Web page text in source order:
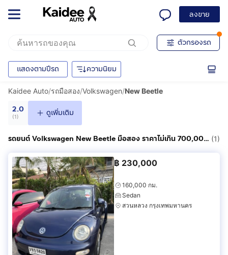
ลงขาย
ตัวกรองรถ
แสดงตามปีรถ ความนิยม
Kaidee Auto/รถมือสอง/Volkswagen/New Beetle
2.0
(1) ดูเพิ่มเติม
รถยนต์ Volkswagen New Beetle มือสอง ราคาไม่เกิน 700,000฿ (1)
฿ 230,000
160,000 กม.
Sedan
สวนหลวง กรุงเทพมหานคร